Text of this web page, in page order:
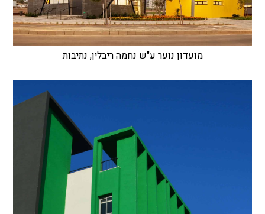
מועדון נוער ע"ש נחמה ריבלין, נתיבות